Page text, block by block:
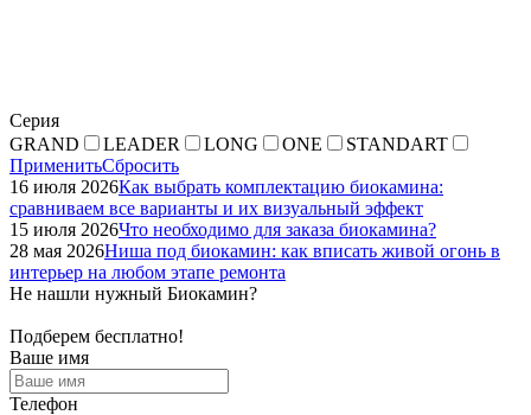
Серия
GRAND
LEADER LONG ONE
STANDART
ПрименитьСбросить
16 июля 2026Как выбрать комплектацию биокамина:
сравниваем все варианты и их визуальный эффект
15 июля 2026Что необходимо для заказа биокамина?
28 мая 2026Ниша под биокамин: как вписать живой огонь в
интерьер на любом этапе ремонта
Не нашли нужный Биокамин?
Подберем бесплатно!
Ваше имя
Телефон